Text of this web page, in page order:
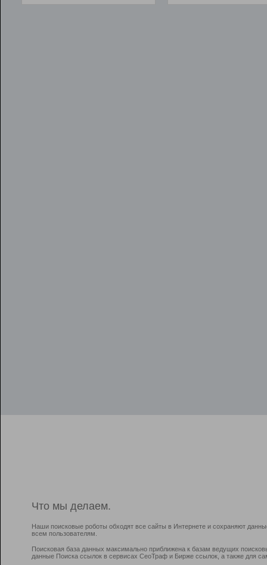
Что мы делаем.
Наши поисковые роботы обходят все сайты в Интернете и сохраняют
всем пользователям.
Поисковая база данных максимально приближена к базам ведущих
данные Поиска ссылок в сервисах СеоТраф и Бирже ссылок, а также для